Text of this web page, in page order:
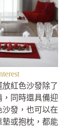
紅色沙發除了
同時還具備迎
發，也可以在
或抱枕，都能